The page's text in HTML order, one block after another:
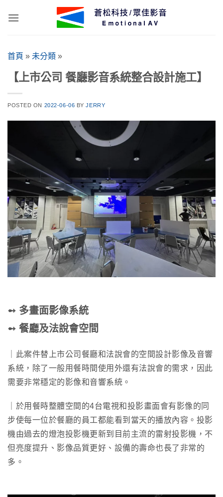
首頁 » 未分類 »
【上市公司 餐廳影音系統整合設計施工】
POSTED ON 2022-06-06 BYJERRY
➻ 多畫面影像系統
➻ 餐廳及法說會空間
｜此案件替上市公司餐廳和法說會的空間設計影像及音響
系統，除了一般用餐時間使用外還有法說會的需求，因此
需要非常穩定的影像和音響系統。
｜於用餐時整體空間的4台電視和投影畫面會有影像的同
步使每一位於餐廳的員工都能看到當天的播放內容。投影
機由過去的燈泡投影機更新到目前主流的雷射投影機，不
但亮度提升、影像品質更好、設備的壽命也長了非常的
多。